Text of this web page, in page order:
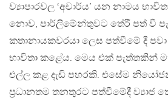
ව්‍යාපාරවල ‘අචාර්ය’ යන නාමය
නොව, පාර්ලිමේන්තුවට තේරී පත් වී
කතානායකවරයා ලෙස පත්වීමේ දී පවා
භාවිතා කළේය. මෙය එක් පැත්තකින්
එල්ල කළ දැඩි පහරකි. එසේම
ප්‍රධානතම තනතුරට පත්වීමේදී ව්‍යාජ